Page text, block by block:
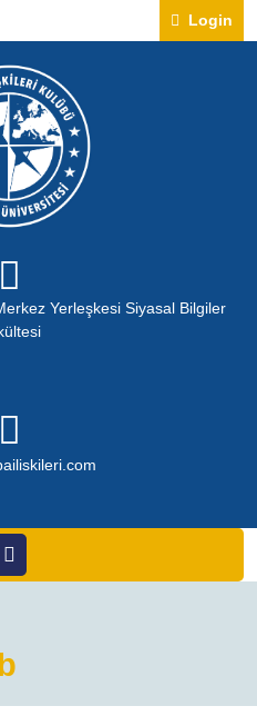
Login
Yerleşkesi Siyasal Bilgiler
Open